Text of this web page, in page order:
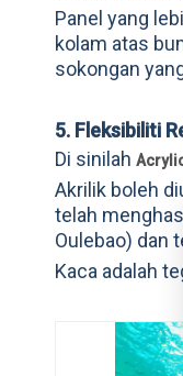
Panel yang
kolam atas
sokongan
5. Fleksibiliti
Di sinilah
Akrilik boleh
telah
Oulebao) dan
Kaca adalah